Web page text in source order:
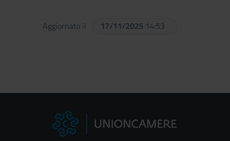
Aggiornato il 17/11/2025 14:53